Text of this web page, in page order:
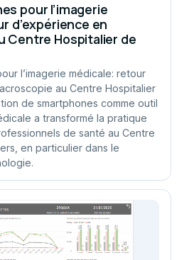
pour l’imagerie
d’expérience en
Centre Hospitalier de
l’imagerie médicale: retour
au Centre Hospitalier
de smartphones comme outil
a transformé la pratique
de santé au Centre
en particulier dans le